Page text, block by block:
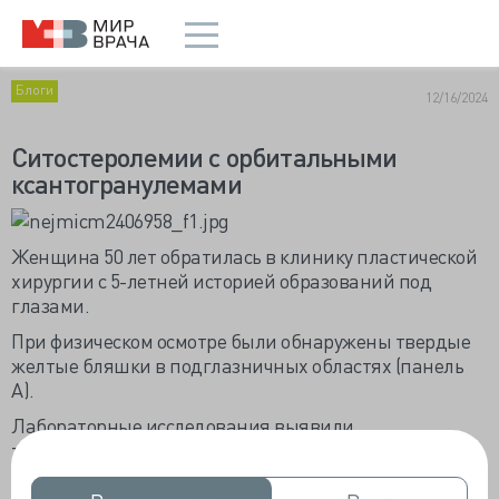
Блоги 12/16/2024
Ситостеролемии с орбитальными
ксантогранулемами
Женщина 50 лет обратилась в клинику пластической
хирургии с 5-летней историей образований под
глазами.
При физическом осмотре были обнаружены твердые
желтые бляшки в подглазничных областях (панель
A).
Лабораторные исследования выявили
тромбоцитопению и очень высокий уровень
холестерина липопротеинов низкой плотности.